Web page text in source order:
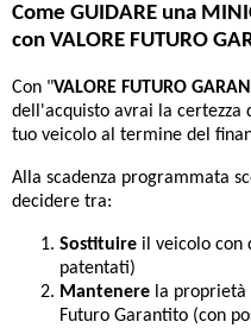
Come GUIDARE una
con VALORE FUTURO
Con "VALORE FUTURO
dell'acquisto avrai la certezza
tuo veicolo al termine del
Alla scadenza programmata
decidere tra:
Sostituire il veicolo con
patentati)
Mantenere la proprietà
Futuro Garantito (con